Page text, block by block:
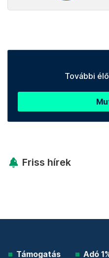
További
Friss hírek
Támogatás Adó